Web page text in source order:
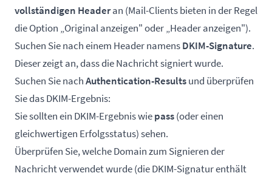
vollständigen Headeran (Mail-Clients bieten in der Regel
die Option „Original anzeigen" oder „Header anzeigen").
Suchen Sie nach einem Header namensDKIM-Signature.
Dieser zeigt an, dass die Nachricht signiert wurde.
Suchen Sie nachAuthentication-Resultsund überprüfen
Sie das DKIM-Ergebnis:
Sie sollten ein DKIM-Ergebnis wiepass(oder einen
gleichwertigen Erfolgsstatus) sehen.
Überprüfen Sie, welche Domain zum Signieren der
Nachricht verwendet wurde (die DKIM-Signatur enthält